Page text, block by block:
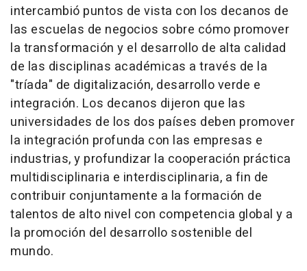
intercambió puntos de vista con los decanos de
las escuelas de negocios sobre cómo promover
la transformación y el desarrollo de alta calidad
de las disciplinas académicas a través de la
"tríada" de digitalización, desarrollo verde e
integración. Los decanos dijeron que las
universidades de los dos países deben promover
la integración profunda con las empresas e
industrias, y profundizar la cooperación práctica
multidisciplinaria e interdisciplinaria, a fin de
contribuir conjuntamente a la formación de
talentos de alto nivel con competencia global y a
la promoción del desarrollo sostenible del
mundo.